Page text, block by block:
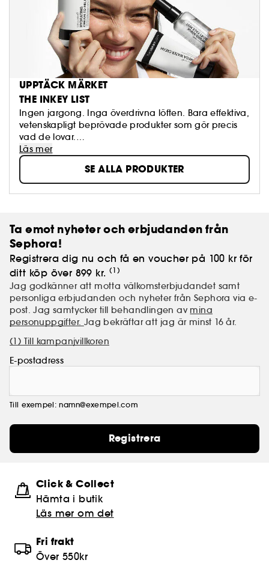
UPPTÄCK MÄRKET
THE INKEY LIST
Ingen jargong. Inga överdrivna löften. Bara effektiva,
vetenskapligt beprövade produkter som gör precis
vad de lovar.
The INKEY List visar dig vad din hud verkligen
behöver, inte bara vad som är trendigt just nu.
Oavsett om du är nybörjare inom hudvård eller
redan är expert med en väl etablerad rutin, finns
INKEY alltid vid din sida med innovation, pedagogik
INKEY. Inget snack, bara bättre hud.
Läs mer
SE ALLA PRODUKTER
Ta emot nyheter och erbjudanden från
Sephora!
Registrera dig nu och få en voucher på 100 kr för
ditt köp över 899 kr. (1)
Jag godkänner att motta välkomsterbjudandet samt
personliga erbjudanden och nyheter från Sephora via e-
post. Jag samtycker till behandlingen av mina
personuppgifter. Jag bekräftar att jag är minst 16 år.
(1) Till kampanjvillkoren
E-postadress
Till exempel: namn@exempel.com
Registrera
Click & Collect
Hämta i butik​
Läs mer om det
Fri frakt
Över 550kr